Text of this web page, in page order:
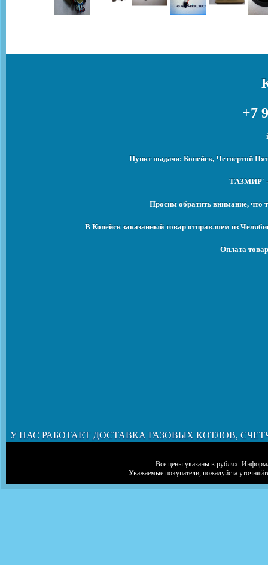
+7
Пункт выдачи: Копейск, Четвертой
'ГАЗМИР' -
Просим обратить внимание, что
В Копейск заказанный товар отправляем из
Оплата
У НАС РАБОТАЕТ ДОСТАВКА ГАЗОВЫХ КОТЛОВ,
Все цены указаны в рублях.
Уважаемые покупатели, пожалуйста